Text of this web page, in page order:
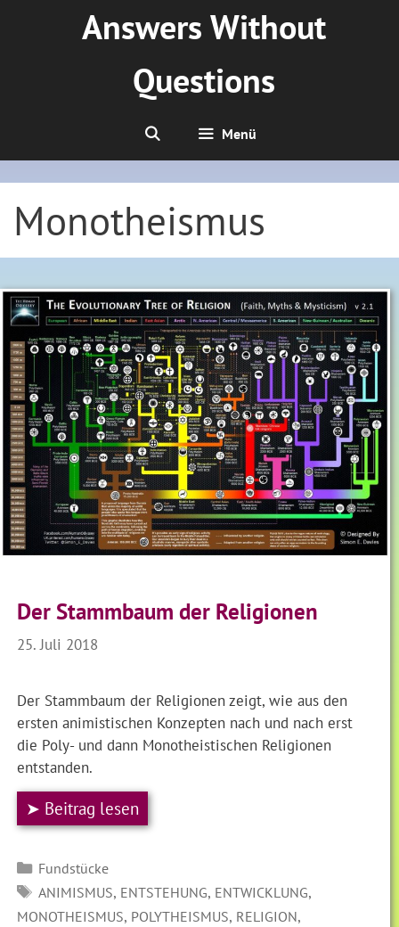
Answers Without
Questions
Menü
Monotheismus
Der Stammbaum der Religionen
25. Juli 2018
Der Stammbaum der Religionen zeigt, wie aus den
ersten animistischen Konzepten nach und nach erst
die Poly- und dann Monotheistischen Religionen
entstanden.
➤ Beitrag lesen
Kategorien
Fundstücke
SCHLAGWÖRTER
ANIMISMUS, ENTSTEHUNG, ENTWICKLUNG,
MONOTHEISMUS, POLYTHEISMUS, RELIGION,